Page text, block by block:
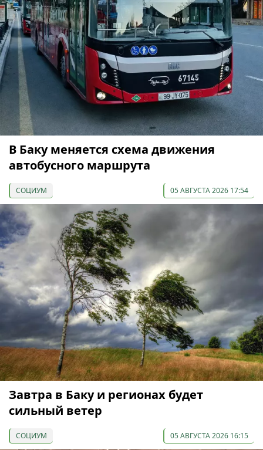
В Баку меняется схема движения
автобусного маршрута
СОЦИУМ 05 АВГУСТА 2026 17:54
Завтра в Баку и регионах будет
сильный ветер
СОЦИУМ 05 АВГУСТА 2026 16:15